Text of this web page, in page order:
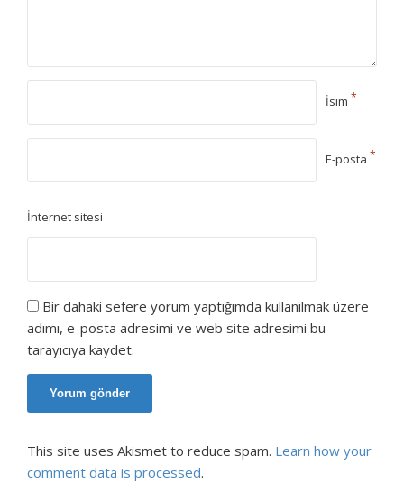
İsim *
E-posta *
İnternet sitesi
Bir dahaki sefere yorum yaptığımda kullanılmak üzere
adımı, e-posta adresimi ve web site adresimi bu
tarayıcıya kaydet.
This site uses Akismet to reduce spam. Learn how your
comment data is processed.